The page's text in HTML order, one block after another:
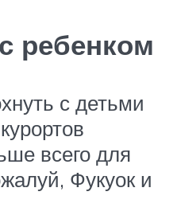
ребенком
с детьми
всего для
Фукуок и